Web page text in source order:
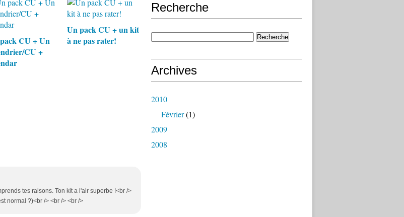
CU + Un
CU +
Un pack CU + un kit
à ne pas rater!
tes raisons. Ton kit a l'air superbe !<br />
normal ?)<br /> <br /> <br />
Recherche
Archives
2010
Février(1)
2009
2008